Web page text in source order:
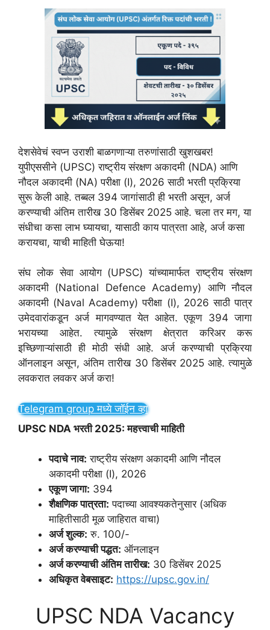
देशसेवेचं स्वप्न उराशी बाळगणाऱ्या तरुणांसाठी खुशखबर!
युपीएससीने (UPSC) राष्ट्रीय संरक्षण अकादमी (NDA) आणि
नौदल अकादमी (NA) परीक्षा (I), 2026 साठी भरती प्रक्रिया
सुरू केली आहे. तब्बल 394 जागांसाठी ही भरती असून, अर्ज
करण्याची अंतिम तारीख 30 डिसेंबर 2025 आहे. चला तर मग, या
संधीचा कसा लाभ घ्यायचा, यासाठी काय पात्रता आहे, अर्ज कसा
करायचा, याची माहिती घेऊया!
संघ लोक सेवा आयोग (UPSC) यांच्यामार्फत राष्ट्रीय संरक्षण
अकादमी (National Defence Academy) आणि नौदल
अकादमी (Naval Academy) परीक्षा (I), 2026 साठी पात्र
उमेदवारांकडून अर्ज मागवण्यात येत आहेत. एकूण 394 जागा
भरायच्या आहेत. त्यामुळे संरक्षण क्षेत्रात करिअर करू
इच्छिणाऱ्यांसाठी ही मोठी संधी आहे. अर्ज करण्याची प्रक्रिया
ऑनलाइन असून, अंतिम तारीख 30 डिसेंबर 2025 आहे. त्यामुळे
लवकरात लवकर अर्ज करा!
Telegram group मध्ये जॉईन व्हा
UPSC NDA भरती 2025: महत्त्वाची माहिती
पदाचे नाव: राष्ट्रीय संरक्षण अकादमी आणि नौदल
अकादमी परीक्षा (I), 2026
एकूण जागा: 394
शैक्षणिक पात्रता: पदाच्या आवश्यकतेनुसार (अधिक
माहितीसाठी मूळ जाहिरात वाचा)
अर्ज शुल्क: रु. 100/-
अर्ज करण्याची पद्धत: ऑनलाइन
अर्ज करण्याची अंतिम तारीख: 30 डिसेंबर 2025
अधिकृत वेबसाइट: https://upsc.gov.in/
UPSC NDA Vacancy